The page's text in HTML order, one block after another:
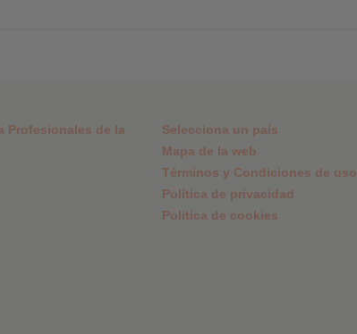
Profesionales de la
Selecciona un país
Mapa de la web
Términos y Condiciones de uso
Política de privacidad
Politica de cookies